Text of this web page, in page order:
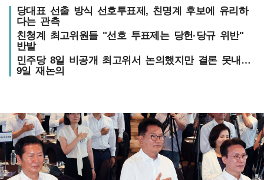
당대표 선출 방식 선호투표제, 친명계 후보에 유리하
다는 관측
친청계 최고위원들 "선호 투표제는 당헌·당규 위반"
반발
민주당 8일 비공개 최고위서 논의했지만 결론 못내…
9일 재논의